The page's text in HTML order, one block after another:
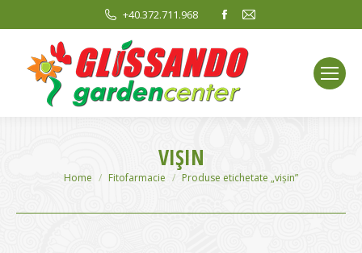
+40.372.711.968
Facebook
opens
in
new
window
Mail
window
VIŞIN
You are here:
Home Fitofarmacie Produse etichetate „vişin”